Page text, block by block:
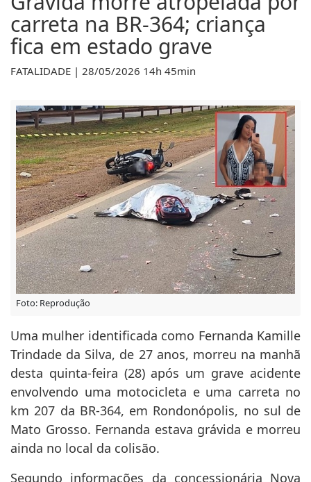
fica em estado grave
FATALIDADE | 28/05/2026 14h 45min
Foto: Reprodução
Uma mulher identificada como Fernanda Kamille
Trindade da Silva, de 27 anos, morreu na manhã
desta quinta-feira (28) após um grave acidente
envolvendo uma motocicleta e uma carreta no
km 207 da BR-364, em Rondonópolis, no sul de
Mato Grosso. Fernanda estava grávida e morreu
ainda no local da colisão.
Segundo informações da concessionária Nova
Rota do Oeste e da Polícia Rodoviária Federal